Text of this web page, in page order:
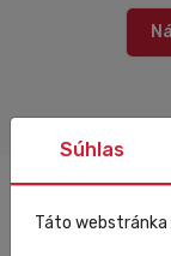
Súhlas
Táto webstránka